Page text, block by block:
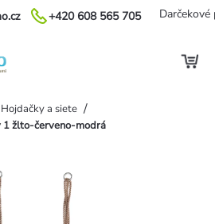
+420 608 565 705 Darčekové
Hojdačky a siete /
1 žlto-červeno-modrá